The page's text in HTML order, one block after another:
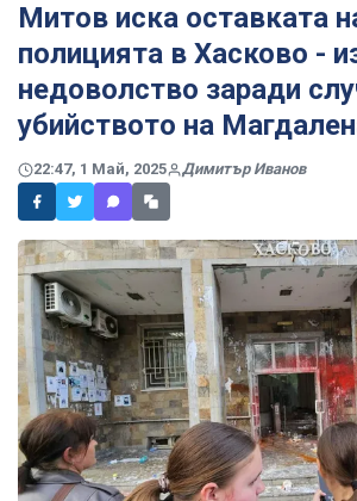
Митов иска оставката
полицията в Хасково -
недоволство заради
убийството на
22:47, 1 Май, 2025 Димитър Иванов